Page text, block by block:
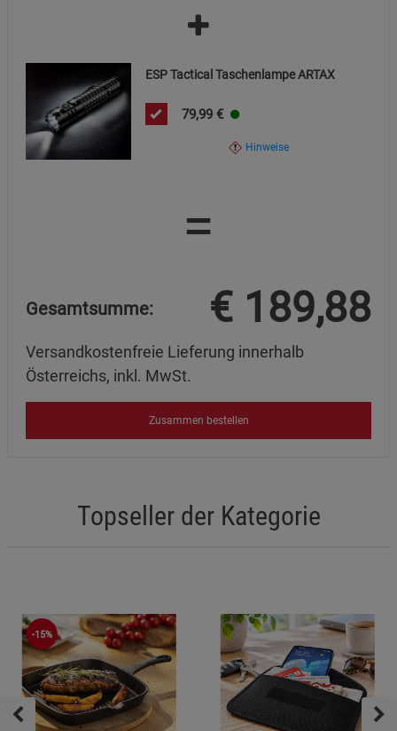
ESP Tactical Taschenlampe ARTAX
79,99 €
Hinweise
=
Gesamtsumme: € 189,88
Versandkostenfreie Lieferung innerhalb
Österreichs, inkl. MwSt.
Zusammen bestellen
Topseller der Kategorie
-15%